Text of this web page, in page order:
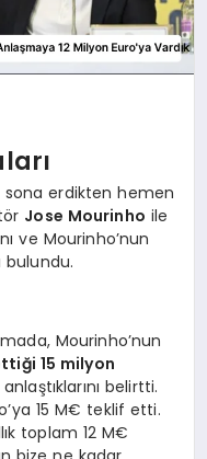
sona erdikten hemen
Jose Mourinho ile
ve Mourinho’nun
bulundu.
Mourinho’nun
15 milyon
anlaştıklarını belirtti.
15 M€ teklif etti.
toplam 12 M€